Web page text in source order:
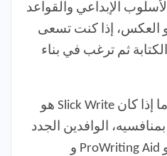
الإبداعي والقواعد
العكس، إذا كنت تسعى
ثم ترغب في بناء
ولكن من الصعب تحديد ما إذا كان Slick Write هو
الوافدين الجدد
(بالمقارنة) Grammarly و ProWriting Aid و